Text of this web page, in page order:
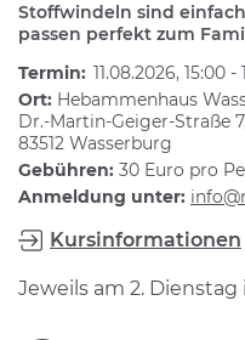
Stoffwindeln sind
passen perfekt zum
Termin: 11.08.2026, 15:00 -
Ort: Hebammenhaus
Dr.-Martin-Geiger-Straße 7,
83512 Wasserburg
Gebühren: 30 Euro pro
Anmeldung unter:
Kursinformationen
Jeweils am 2.